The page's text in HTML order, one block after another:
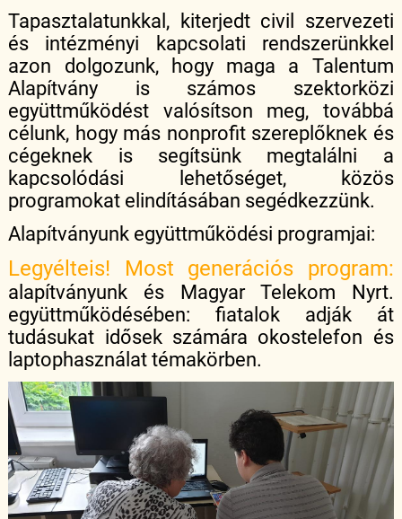
Tapasztalatunkkal, kiterjedt civil szervezeti
és intézményi kapcsolati rendszerünkkel
azon dolgozunk, hogy maga a Talentum
Alapítvány is számos szektorközi
együttműködést valósítson meg, továbbá
célunk, hogy más nonprofit szereplőknek és
cégeknek is segítsünk megtalálni a
kapcsolódási lehetőséget, közös
programokat elindításában segédkezzünk.
Alapítványunk együttműködési programjai:
Legyélteis! Most generációs program:
alapítványunk és Magyar Telekom Nyrt.
együttműködésében: fiatalok adják át
tudásukat idősek számára okostelefon és
laptophasználat témakörben.